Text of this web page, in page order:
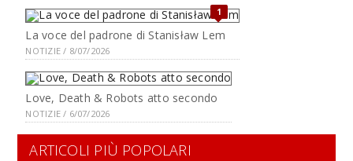
1
La voce del padrone di Stanisław Lem
NOTIZIE / 8/07/2026
Love, Death & Robots atto secondo
NOTIZIE / 6/07/2026
ARTICOLI PIÙ POPOLARI